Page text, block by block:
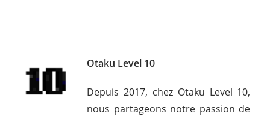
Otaku Level 10
Depuis 2017, chez Otaku Level 10,
nous partageons notre passion de